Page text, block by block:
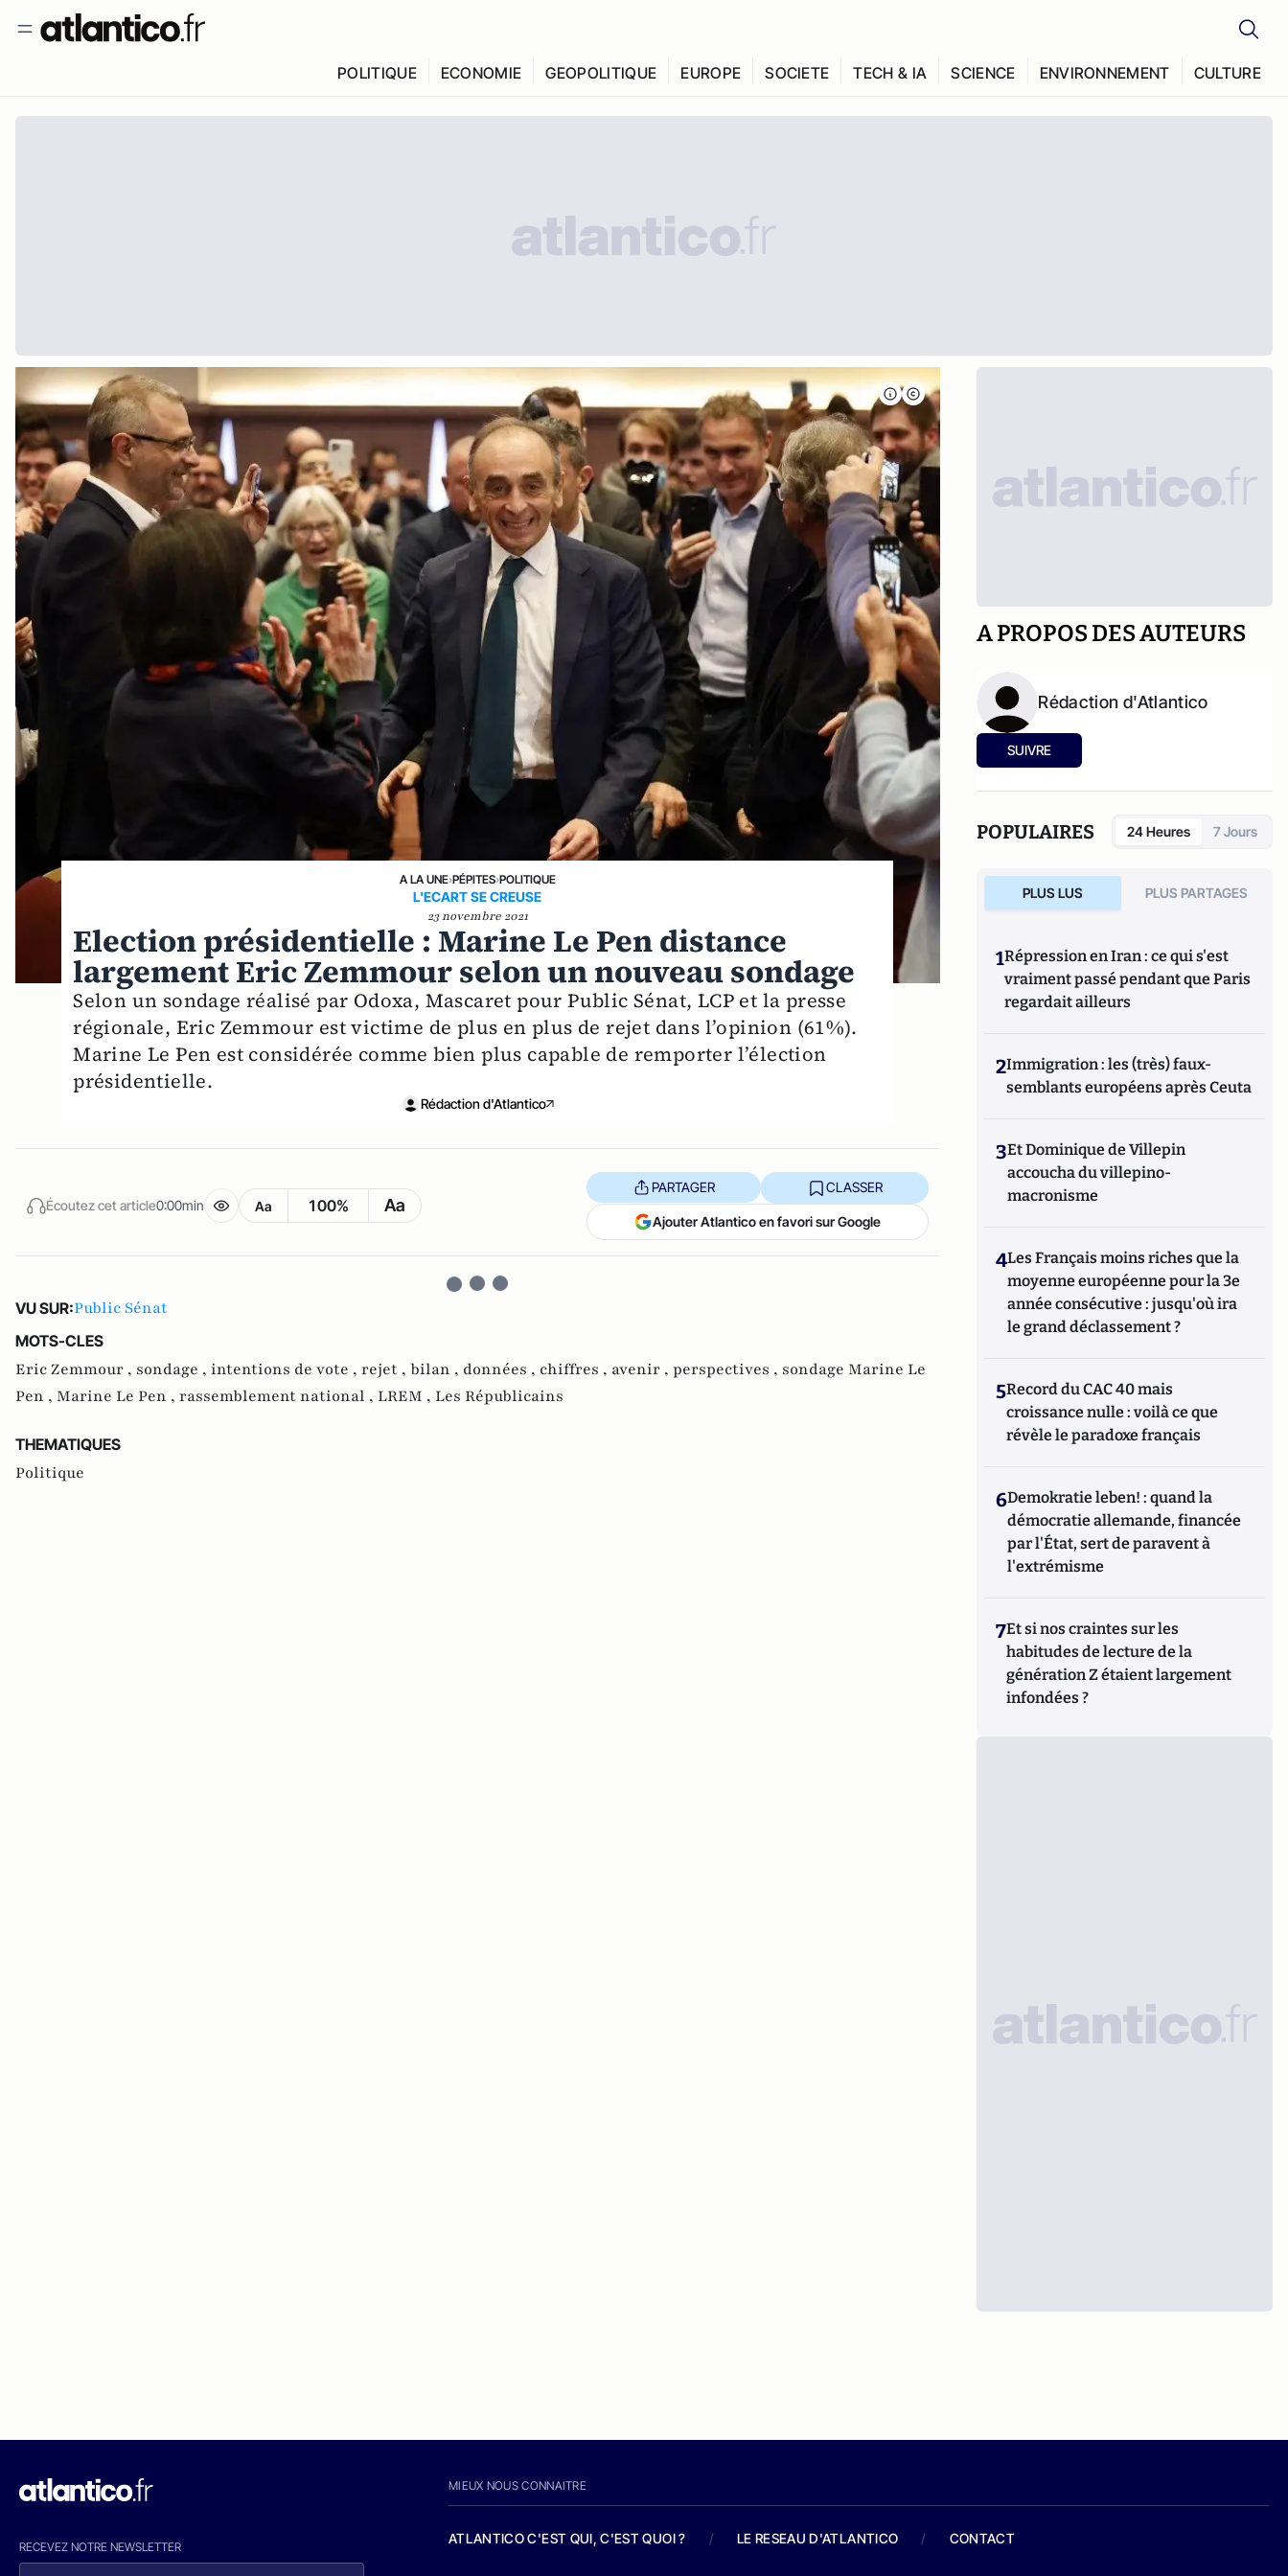
POLITIQUE ECONOMIE GEOPOLITIQUE EUROPE SOCIETE TECH & IA SCIENCE ENVIRONNEMENT CULTURE
A LA UNE›PÉPITES›POLITIQUE
L'ECART SE CREUSE
23 novembre 2021
Election présidentielle : Marine Le Pen distance
largement Eric Zemmour selon un nouveau sondage
Selon un sondage réalisé par Odoxa, Mascaret pour Public Sénat, LCP et la presse
régionale, Eric Zemmour est victime de plus en plus de rejet dans l’opinion (61%).
Marine Le Pen est considérée comme bien plus capable de remporter l’élection
présidentielle.
Rédaction d'Atlantico
Écoutez cet article0:00min Aa 100% Aa
PARTAGER CLASSER
Ajouter Atlantico en favori sur Google
VU SUR:Public Sénat
MOTS-CLES
Eric Zemmour , sondage , intentions de vote , rejet , bilan , données , chiffres , avenir , perspectives , sondage Marine Le
Pen , Marine Le Pen , rassemblement national , LREM , Les Républicains
THEMATIQUES
Politique
A PROPOS DES AUTEURS
Rédaction d'Atlantico
SUIVRE
POPULAIRES 24 Heures 7 Jours
PLUS LUS PLUS PARTAGES
1Répression en Iran : ce qui s'est
vraiment passé pendant que Paris
regardait ailleurs
2Immigration : les (très) faux-
semblants européens après Ceuta
3Et Dominique de Villepin
accoucha du villepino-
macronisme
4Les Français moins riches que la
moyenne européenne pour la 3e
année consécutive : jusqu'où ira
le grand déclassement ?
5Record du CAC 40 mais
croissance nulle : voilà ce que
révèle le paradoxe français
6Demokratie leben! : quand la
démocratie allemande, financée
par l'État, sert de paravent à
l'extrémisme
7Et si nos craintes sur les
habitudes de lecture de la
génération Z étaient largement
infondées ?
RECEVEZ NOTRE NEWSLETTER
MIEUX NOUS CONNAITRE
ATLANTICO C'EST QUI, C'EST QUOI ? / LE RESEAU D'ATLANTICO / CONTACT